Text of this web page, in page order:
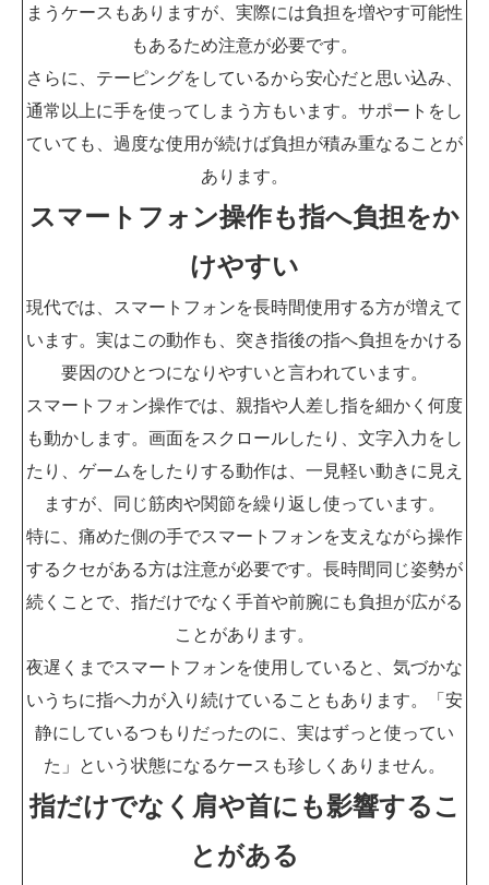
まうケースもありますが、実際には負担を増やす可能性
もあるため注意が必要です。
さらに、テーピングをしているから安心だと思い込み、
通常以上に手を使ってしまう方もいます。サポートをし
ていても、過度な使用が続けば負担が積み重なることが
あります。
スマートフォン操作も指へ負担をか
けやすい
現代では、スマートフォンを長時間使用する方が増えて
います。実はこの動作も、突き指後の指へ負担をかける
要因のひとつになりやすいと言われています。
スマートフォン操作では、親指や人差し指を細かく何度
も動かします。画面をスクロールしたり、文字入力をし
たり、ゲームをしたりする動作は、一見軽い動きに見え
ますが、同じ筋肉や関節を繰り返し使っています。
特に、痛めた側の手でスマートフォンを支えながら操作
するクセがある方は注意が必要です。長時間同じ姿勢が
続くことで、指だけでなく手首や前腕にも負担が広がる
ことがあります。
夜遅くまでスマートフォンを使用していると、気づかな
いうちに指へ力が入り続けていることもあります。「安
静にしているつもりだったのに、実はずっと使ってい
た」という状態になるケースも珍しくありません。
指だけでなく肩や首にも影響するこ
とがある